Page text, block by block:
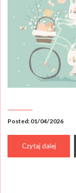
Posted: 01/04/2026
Czytaj dalej